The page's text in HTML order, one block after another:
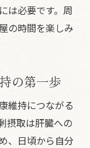
は必要です。周
の時間を楽しみ
の第一歩
維持につながる
摂取は肝臓への
、日頃から自分